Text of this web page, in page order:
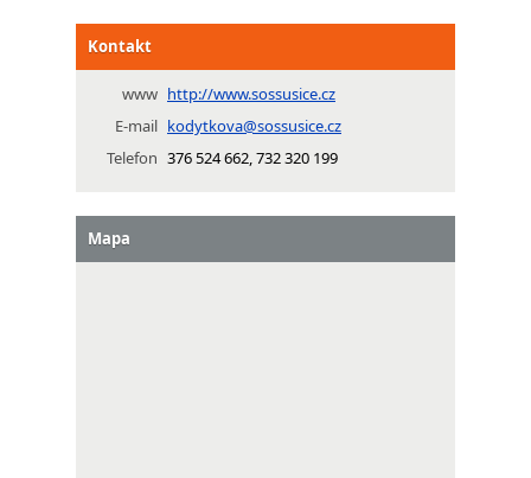
Kontakt
www http://www.sossusice.cz
E-mail kodytkova@sossusice.cz
Telefon 376 524 662, 732 320 199
Mapa